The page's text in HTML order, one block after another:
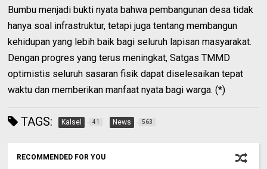
Bumbu menjadi bukti nyata bahwa pembangunan desa tidak
hanya soal infrastruktur, tetapi juga tentang membangun
kehidupan yang lebih baik bagi seluruh lapisan masyarakat.
Dengan progres yang terus meningkat, Satgas TMMD
optimistis seluruh sasaran fisik dapat diselesaikan tepat
waktu dan memberikan manfaat nyata bagi warga. (*)
TAGS: Kalsel 41 News 563
RECOMMENDED FOR YOU